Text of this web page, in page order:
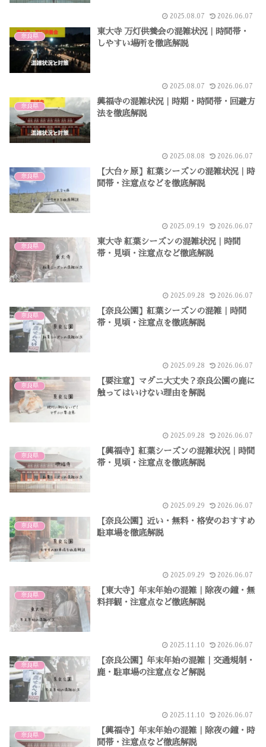
2025.08.07 2026.06.07
奈良県
東大寺 万灯供養会の混雑状況｜時間帯・
しやすい場所を徹底解説
2025.08.07 2026.06.07
奈良県
興福寺の混雑状況｜時期・時間帯・回避方
法を徹底解説
2025.08.08 2026.06.07
奈良県
【大台ヶ原】紅葉シーズンの混雑状況｜時
間帯・注意点などを徹底解説
2025.09.19 2026.06.07
奈良県
東大寺 紅葉シーズンの混雑状況｜時間
帯・見頃・注意点など徹底解説
2025.09.28 2026.06.07
奈良県
【奈良公園】紅葉シーズンの混雑｜時間
帯・見頃・注意点を徹底解説
2025.09.28 2026.06.07
奈良県
【要注意】マダニ大丈夫？奈良公園の鹿に
触ってはいけない理由を解説
2025.09.28 2026.06.07
奈良県
【興福寺】紅葉シーズンの混雑状況｜時間
帯・見頃・注意点を徹底解説
2025.09.29 2026.06.07
奈良県
【奈良公園】近い・無料・格安のおすすめ
駐車場を徹底解説
2025.09.29 2026.06.07
奈良県
【東大寺】年末年始の混雑｜除夜の鐘・無
料拝観・注意点など徹底解説
2025.11.10 2026.06.07
奈良県
【奈良公園】年末年始の混雑｜交通規制・
鹿・駐車場の注意点など解説
2025.11.10 2026.06.07
奈良県
【興福寺】年末年始の混雑｜除夜の鐘・時
間帯・注意点など徹底解説